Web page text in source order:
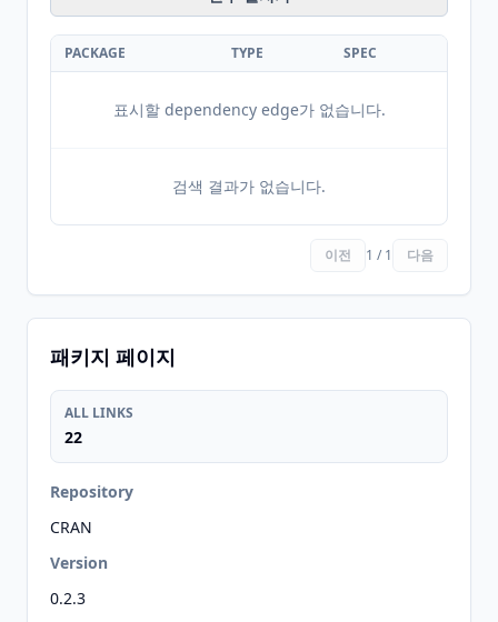
PACKAGE TYPE SPEC
표시할 dependency edge가 없습니다.
검색 결과가 없습니다.
이전 1 / 1 다음
패키지 페이지
ALL LINKS
22
Repository
CRAN
Version
0.2.3